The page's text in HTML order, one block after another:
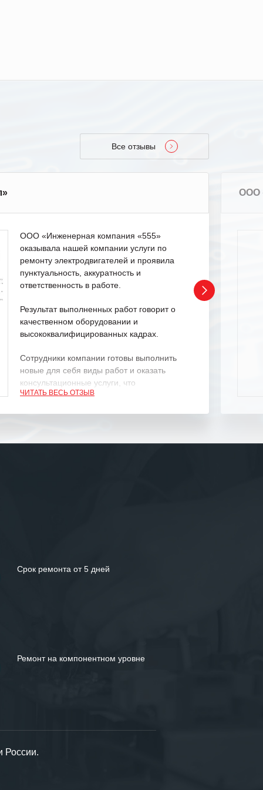
Все отзывы
ООО «Инженерная компания «555»
оказывала нашей компании услуги по
ремонту электродвигателей и проявила
пунктуальность, аккуратность и
ответственность в работе.
Результат выполненных работ говорит о
качественном оборудовании и
высококвалифицированных кадрах.
Сотрудники компании готовы выполнить
новые для себя виды работ и оказать
консультационные услуги, что
характеризует их как профессионалов
ответственного и надежного поставщика
ЧИТАТЬ ВЕСЬ ОТЗЫВ
ООО
Срок ремонта от 5 дней
Ремонт на компонентном уровне
России.